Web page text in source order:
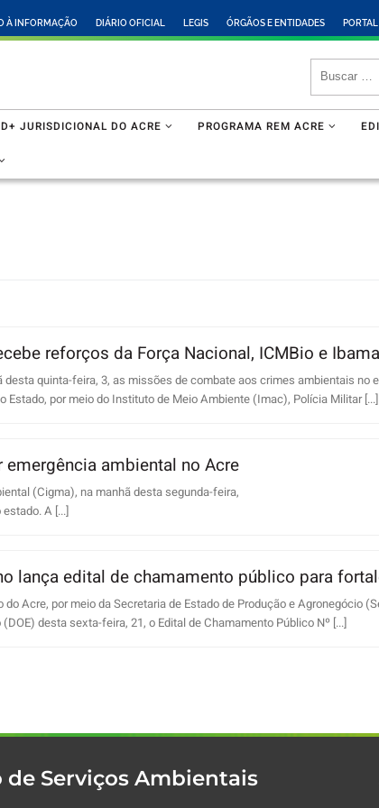
À INFORMAÇÃO DIÁRIO OFICIAL LEGIS ÓRGÃOS E ENTIDADES
JURISDICIONAL DO ACRE PROGRAMA REM ACRE
reforços da Força Nacional, ICMBio e
desta quinta-feira, 3, as missões de combate aos crimes ambientais no
Estado, por meio do Instituto de Meio Ambiente (Imac), Polícia Militar [...]
ambiental no Acre
(Cigma), na manhã desta segunda-feira,
A [...]
lança edital de chamamento público para
do Acre, por meio da Secretaria de Estado de Produção e Agronegócio
desta sexta-feira, 21, o Edital de Chamamento Público Nº [...]
Serviços Ambientais